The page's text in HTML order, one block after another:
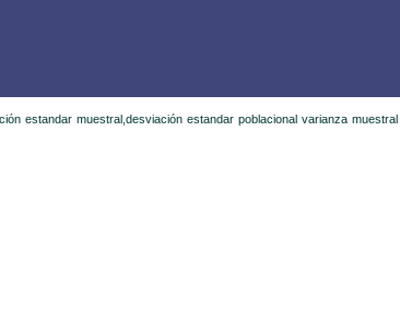
estandar muestral,desviación estandar poblacional varianza muestral